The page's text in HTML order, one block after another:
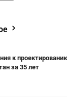
к
за 35 лет